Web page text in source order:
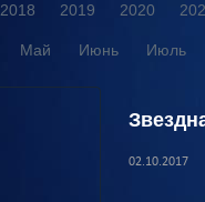
2018 2019 2020
Май Июнь Июль
02.10.2017